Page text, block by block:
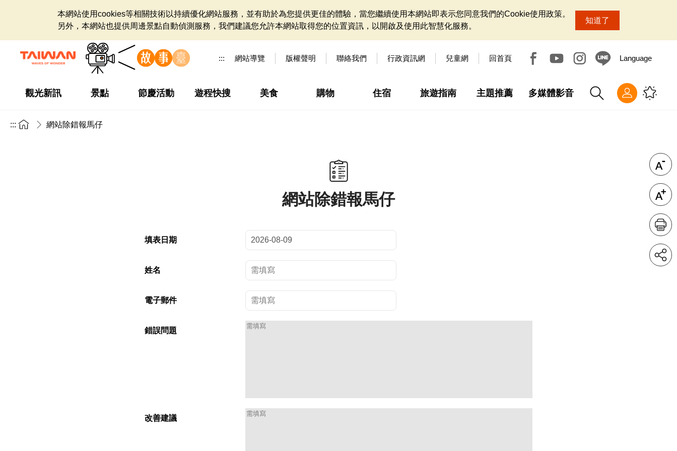
本網站使用cookies等相關技術以持續優化網站服務，並有助於為您提供更佳的體驗，當您繼續使用本網站即表示您同意我們的Cookie使用政策。
另外，本網站也提供周邊景點自動偵測服務，我們建議您允許本網站取得您的位置資訊，以開啟及使用此智慧化服務。
知道了
::: 網站導覽 版權聲明 聯絡我們 行政資訊網 兒童網 回首頁 Language
觀光新訊 景點 節慶活動 遊程快搜 美食 購物 住宿 旅遊指南 主題推薦 多媒體影音
::: 網站除錯報馬仔
網站除錯報馬仔
填表日期
姓名
電子郵件
錯誤問題
改善建議